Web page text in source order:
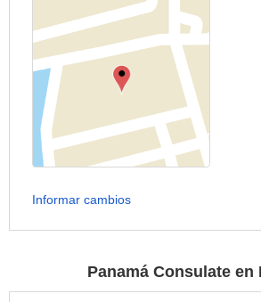
Informar cambios
Panamá Consulate en